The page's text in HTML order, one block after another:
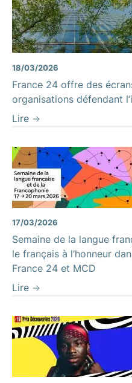
18/03/2026
France 24 offre des
organisations défendant
Lire
17/03/2026
Semaine de la langue
le français à l’honneur
France 24 et MCD
Lire